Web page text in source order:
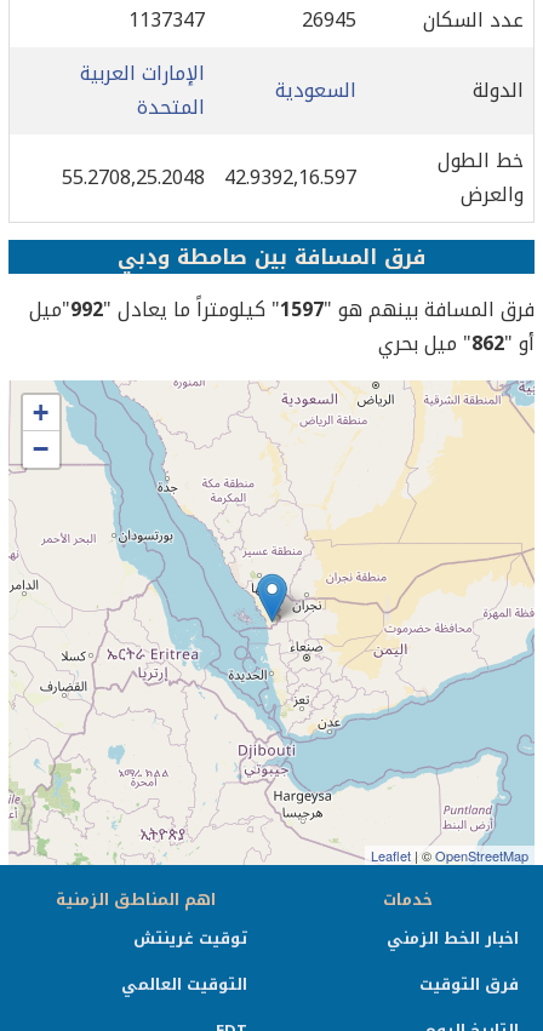
عدد السكان
26945
1137347
الدولة
السعودية
الإمارات العربية
المتحدة
خط الطول
والعرض
42.9392,16.597
55.2708,25.2048
فرق المسافة بين صامطة ودبي
فرق المسافة بينهم هو "1597" كيلومتراً ما يعادل "992"ميل
أو "862" ميل بحري
+
−
Leaflet | ©OpenStreetMap
خدمات
اخبار الخط الزمني
فرق التوقيت
اهم المناطق الزمنية
توقيت غرينتش
التوقيت العالمي